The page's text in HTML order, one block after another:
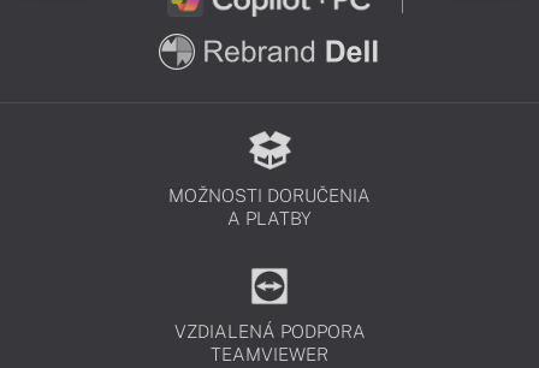
MOŽNOSTI DORUČENIA
A PLATBY
VZDIALENÁ PODPORA
TEAMVIEWER